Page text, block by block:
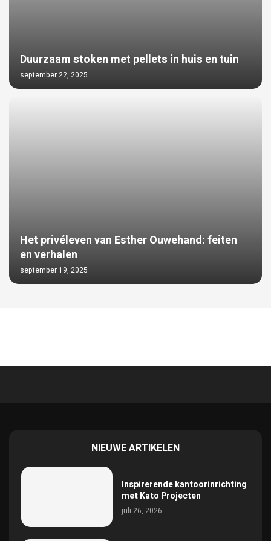
Duurzaam stoken met pellets in huis en tuin
september 22, 2025
Het privéleven van Esther Ouwehand: feiten
en verhalen
september 19, 2025
NIEUWE ARTIKELEN
Inspirerende kantoorinrichting
met Kato Projecten
juli 26, 2026